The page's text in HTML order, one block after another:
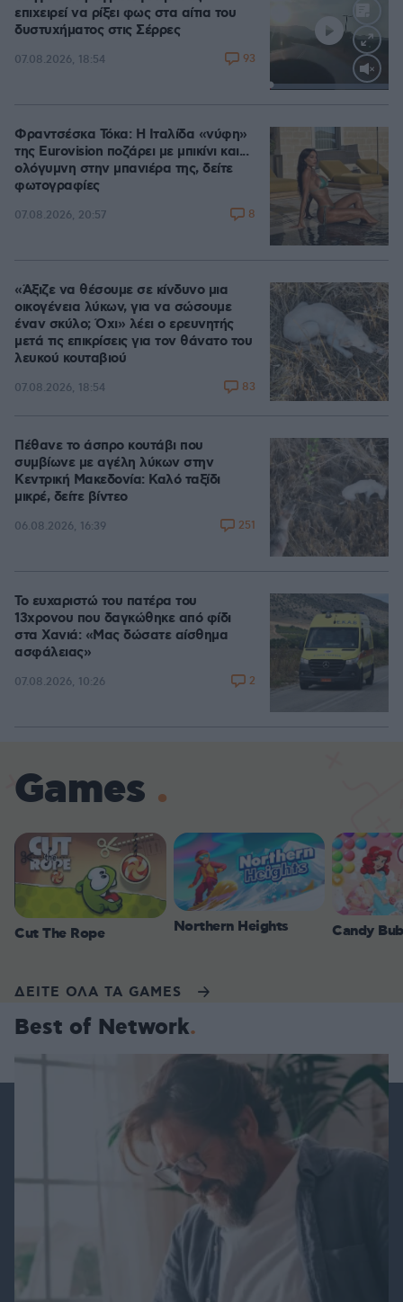
Loaded:
επιχειρεί να ρίξει φως στα αίτια του
δυστυχήματος στις Σέρρες
07.08.2026, 18:54 93
Φραντσέσκα Τόκα: Η Ιταλίδα «νύφη»
της Eurovision ποζάρει με μπικίνι και...
ολόγυμνη στην μπανιέρα της, δείτε
φωτογραφίες
07.08.2026, 20:57 8
«Άξιζε να θέσουμε σε κίνδυνο μια
οικογένεια λύκων, για να σώσουμε
έναν σκύλο; Όχι» λέει ο ερευνητής
μετά τις επικρίσεις για τον θάνατο του
λευκού κουταβιού
07.08.2026, 18:54 83
Πέθανε το άσπρο κουτάβι που
συμβίωνε με αγέλη λύκων στην
Κεντρική Μακεδονία: Καλό ταξίδι
μικρέ, δείτε βίντεο
06.08.2026, 16:39 251
Το ευχαριστώ του πατέρα του
13χρονου που δαγκώθηκε από φίδι
στα Χανιά: «Μας δώσατε αίσθημα
ασφάλειας»
07.08.2026, 10:26 2
Games
Cut The Rope Northern Heights Candy
ΔΕΙΤΕ ΟΛΑ ΤΑ GAMES
Best of Network